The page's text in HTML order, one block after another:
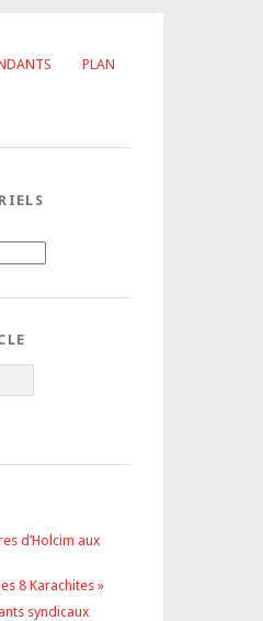
PLAN
d’Holcim aux
8 Karachites »
syndicaux